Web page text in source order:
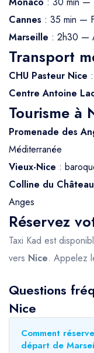
Cannes : 35 min —
Marseille : 2h30 —
Transport
CHU Pasteur Nice
Centre Antoine
Tourisme à
Promenade des
Méditerranée
Vieux-Nice :
Colline du Château
Anges
Réservez
Taxi Kad est
vers Nice. Appelez
Questions
Nice
Comment
départ de